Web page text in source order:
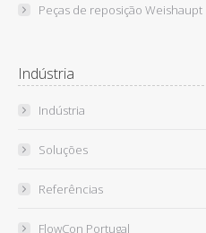
Peças de reposição Weishaupt
Indústria
Indústria
Soluções
Referências
FlowCon Portugal